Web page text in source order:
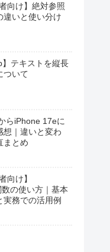
向け】絶対参照
違いと使い分け
】テキストを縦長
ついて
らiPhone 17eに
想｜違いと変わ
まとめ
向け】
の使い方｜基本
実務での活用例